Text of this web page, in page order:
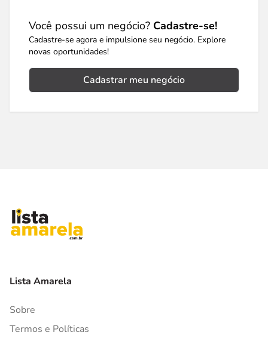
Você possui um negócio? Cadastre-se!
Cadastre-se agora e impulsione seu negócio. Explore
novas oportunidades!
Cadastrar meu negócio
Lista Amarela
Sobre
Termos e Políticas